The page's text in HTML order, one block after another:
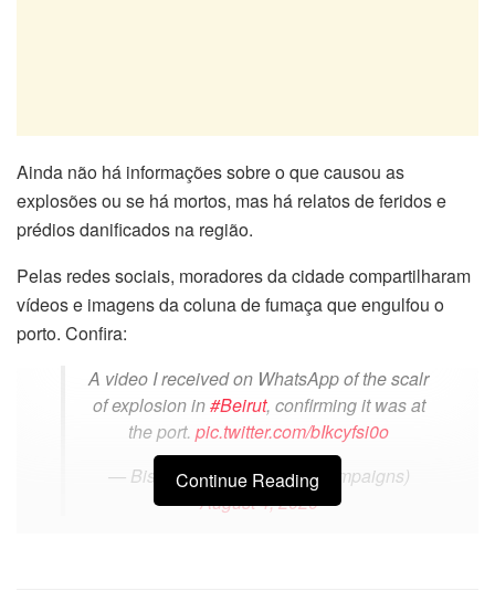
Ainda não há informações sobre o que causou as
explosões ou se há mortos, mas há relatos de feridos e
prédios danificados na região.
Pelas redes sociais, moradores da cidade compartilharam
vídeos e imagens da coluna de fumaça que engulfou o
porto. Confira:
A video I received on WhatsApp of the scalr
of explosion in#Beirut, confirming it was at
the port. pic.twitter.com/bIkcyfsi0o
— Bissan Fakih (@BissanCampaigns)
August 4, 2020
Continue Reading